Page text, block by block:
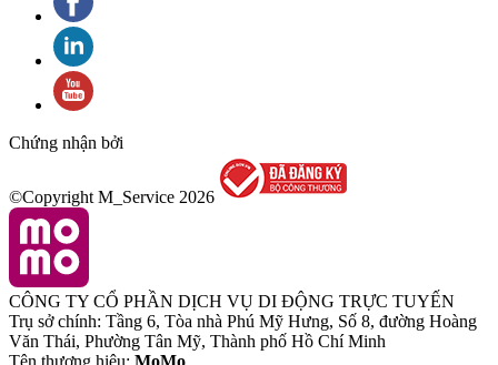
Chứng nhận bởi
©Copyright M_Service 2026
CÔNG TY CỔ PHẦN DỊCH VỤ DI ĐỘNG TRỰC TUYẾN
Trụ sở chính: Tầng 6, Tòa nhà Phú Mỹ Hưng, Số 8, đường Hoàng
Văn Thái, Phường Tân Mỹ, Thành phố Hồ Chí Minh
Tên thương hiệu: MoMo